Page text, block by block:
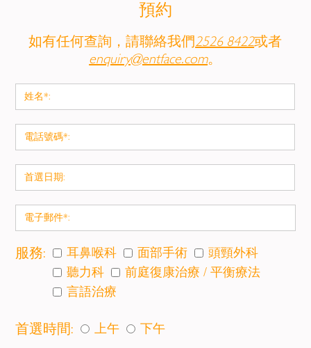
預約
如有任何查詢，請聯絡我們2526 8422或者
enquiry@entface.com。
服務: 耳鼻喉科 面部手術
頭頸外科
聽力科
前庭復康治療 / 平衡療法
言語治療
首選時間: 上午 下午